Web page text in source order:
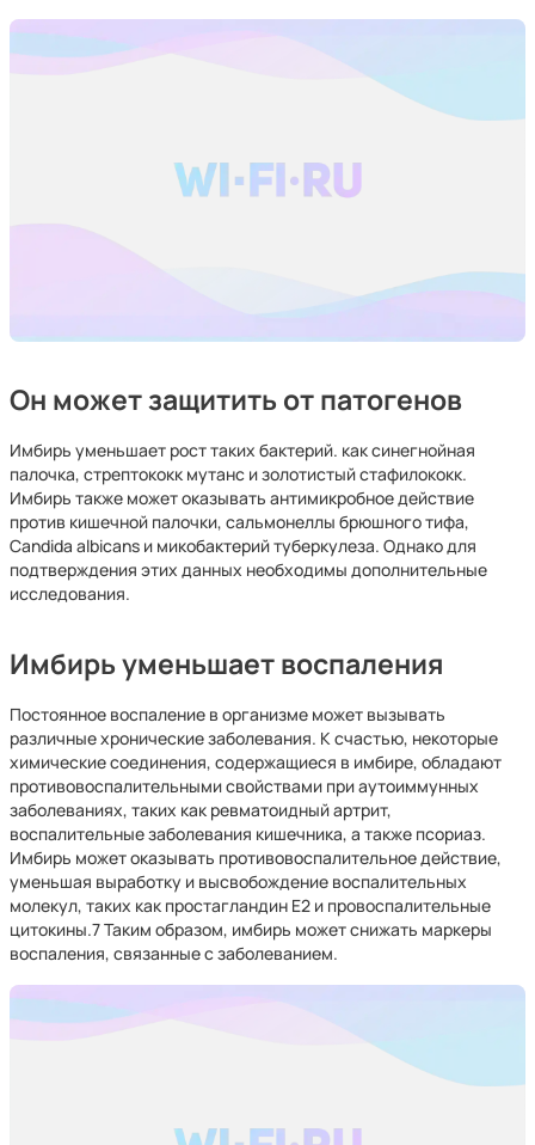
Он может защитить от патогенов
Имбирь уменьшает рост таких бактерий. как синегнойная
палочка, стрептококк мутанс и золотистый стафилококк.
Имбирь также может оказывать антимикробное действие
против кишечной палочки, сальмонеллы брюшного тифа,
Candida albicans и микобактерий туберкулеза. Однако для
подтверждения этих данных необходимы дополнительные
исследования.
Имбирь уменьшает воспаления
Постоянное воспаление в организме может вызывать
различные хронические заболевания. К счастью, некоторые
химические соединения, содержащиеся в имбире, обладают
противовоспалительными свойствами при аутоиммунных
заболеваниях, таких как ревматоидный артрит,
воспалительные заболевания кишечника, а также псориаз.
Имбирь может оказывать противовоспалительное действие,
уменьшая выработку и высвобождение воспалительных
молекул, таких как простагландин Е2 и провоспалительные
цитокины.7 Таким образом, имбирь может снижать маркеры
воспаления, связанные с заболеванием.